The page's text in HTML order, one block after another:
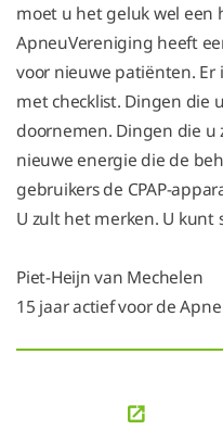
moet u het geluk wel een
ApneuVereniging heeft
voor nieuwe patiënten.
met checklist. Dingen die
doornemen. Dingen die
nieuwe energie die de
gebruikers de CPAP-
U zult het merken. U kunt
Piet-Heijn van Mechelen
15 jaar actief voor de